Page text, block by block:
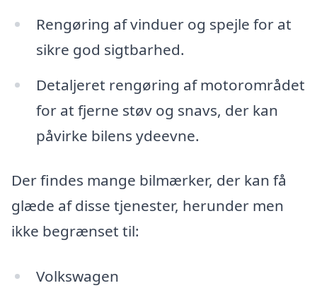
Rengøring af vinduer og spejle for at
sikre god sigtbarhed.
Detaljeret rengøring af motorområdet
for at fjerne støv og snavs, der kan
påvirke bilens ydeevne.
Der findes mange bilmærker, der kan få
glæde af disse tjenester, herunder men
ikke begrænset til:
Volkswagen